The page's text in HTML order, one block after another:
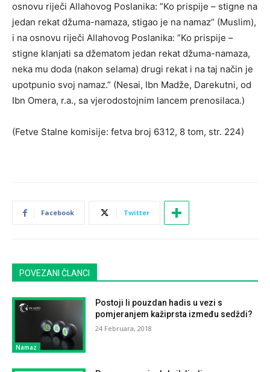
osnovu riječi Allahovog Poslanika: ”Ko prispije – stigne na
jedan rekat džuma-namaza, stigao je na namaz” (Muslim),
i na osnovu riječi Allahovog Poslanika: ”Ko prispije –
stigne klanjati sa džematom jedan rekat džuma-namaza,
neka mu doda (nakon selama) drugi rekat i na taj način je
upotpunio svoj namaz.” (Nesai, Ibn Madže, Darekutni, od
Ibn Omera, r.a., sa vjerodostojnim lancem prenosilaca.)
(Fetve Stalne komisije: fetva broj 6312, 8 tom, str. 224)
Facebook Twitter
POVEZANI ČLANCI
Namaz
Postoji li pouzdan hadis u vezi s
pomjeranjem kažiprsta između sedždi?
24 Februara, 2018